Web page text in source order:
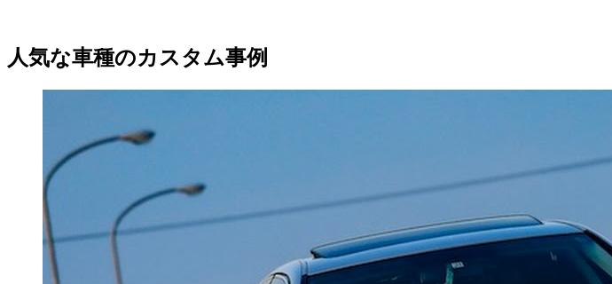
人気な車種のカスタム事例